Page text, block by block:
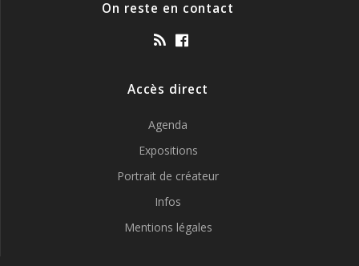
On reste en contact
Accès direct
Agenda
Expositions
Portrait de créateur
Infos
Mentions légales